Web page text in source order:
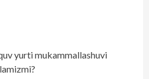
yurti mukammallashuvi